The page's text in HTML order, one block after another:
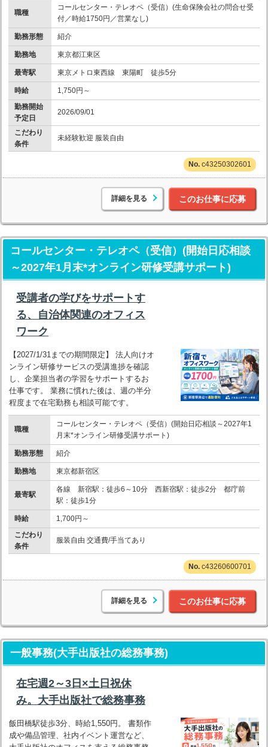
職種
コールセンター・テレオペ（受信）(生命保険会社の問合せ受
付／時給1750円／営業なし)
勤務形態 紹介
勤務地 東京都江東区
最寄駅 東京メトロ東西線 東陽町 徒歩5分
時給
1,750円～
勤務開始
予定日
2026/09/01
こだわり
条件
未経験歓迎 服装自由
c43250302601
詳細を見る このお仕事に応募
コールセンター・テレオペ（受信）(開始日応相談
～2027年1月末*オンライン研修受講サポート)
受講者の学びをサポートす
る、自治体関連のオフィス
ワーク
【2027/1/31までの期間限定】 法人向けオ
ンライン研修サービスの受講進捗を確認
し、企業担当者の学習をサポートするお
仕事です。 業務に慣れた後は、週の半分
程度まで在宅勤務も相談可能です。
職種
コールセンター・テレオペ（受信）(開始日応相談～2027年1
月末*オンライン研修受講サポート)
勤務形態 紹介
勤務地 東京都新宿区
最寄駅
各線 新宿駅：徒歩6～10分 西新宿駅：徒歩2分 都庁前
駅：徒歩1分
時給
1,700円～
こだわり
条件
服装自由 交通費/手当てあり
c43260600701
詳細を見る このお仕事に応募
一般事務(大手出版社の総務事務)
在宅週2～3日×土日祝休
み。大手出版社で総務事務
飯田橋駅徒歩3分、時給1,550円。 書類作
成や備品管理、社内イベント運営など、